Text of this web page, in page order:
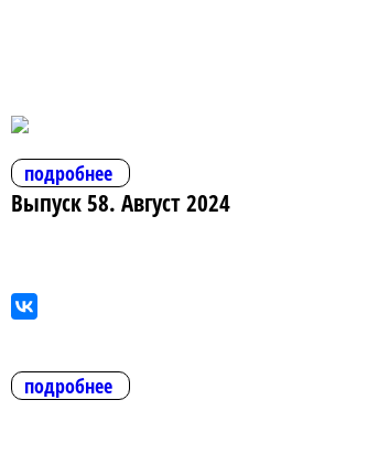
подробнее
Выпуск 58. Август 2024
подробнее